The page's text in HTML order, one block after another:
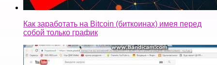
Как заработать на Bitcoin (биткоинах) имея перед
собой только график